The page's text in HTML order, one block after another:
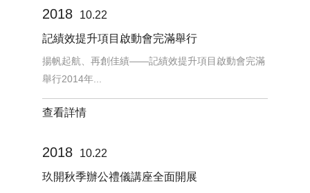
2018
10.22
記績效提升項目啟動會完滿舉行
揚帆起航、再創佳績——記績效提升項目啟動會完滿
舉行2014年...
查看詳情
2018
10.22
玖開秋季辦公禮儀講座全面開展